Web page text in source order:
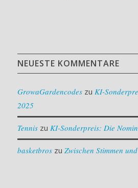
NEUESTE KOMMENTARE
GrowaGardencodeszu KI-
2025
Tenniszu KI-Sonderpreis: Die
basketbroszu Zwischen Stimmen